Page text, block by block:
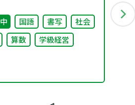
中 国語 書写
社会
算数 学級経営